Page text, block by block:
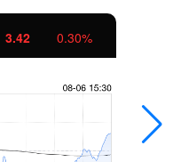
3.42 0.30%